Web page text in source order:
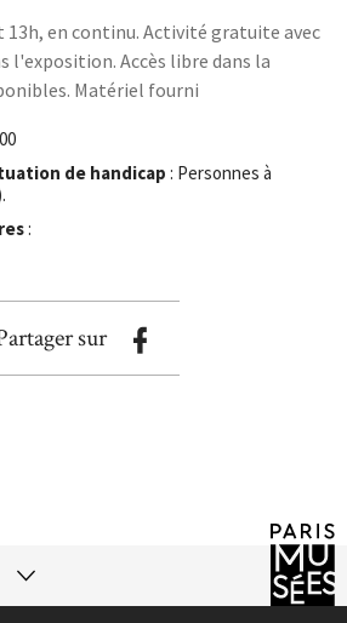
13h, en continu. Activité gratuite avec
l'exposition. Accès libre dans la
Matériel fourni
de handicap : Personnes à
:
sur